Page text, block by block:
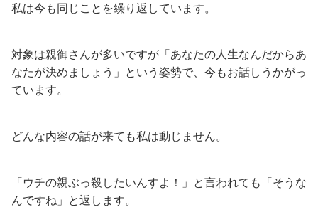
私は今も同じことを繰り返しています。
対象は親御さんが多いですが「あなたの人生なんだからあ
なたが決めましょう」という姿勢で、今もお話しうかがっ
ています。
どんな内容の話が来ても私は動じません。
「ウチの親ぶっ殺したいんすよ！」と言われても「そうな
んですね」と返します。